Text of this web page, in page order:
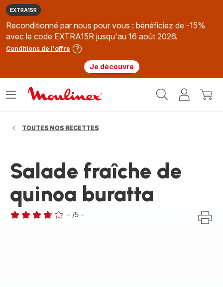
EXTRA15R
Reconditionné par nous pour vous : bénéficiez de -15%
avec le code EXTRA15R jusqu'au 16 août 2026.
Conditions de l'offre
Je découvre
MonMon
Ouvrir
TOUTES NOS RECETTES
Salade fraîche de
quinoa buratta
- /5 -